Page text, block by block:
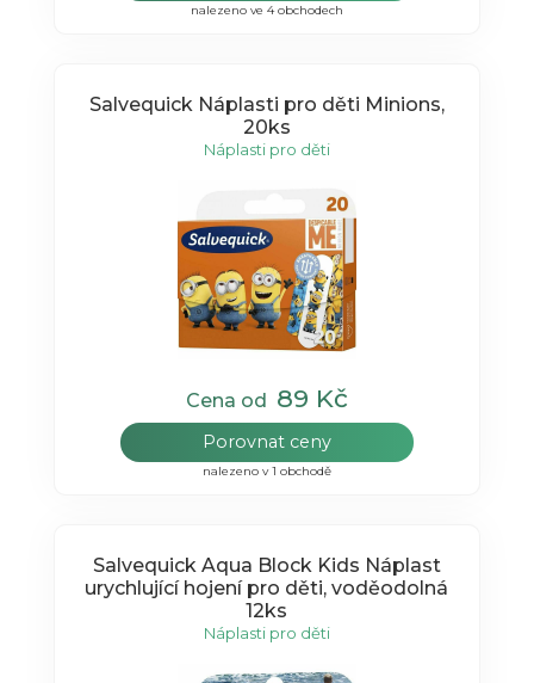
nalezeno ve 4 obchodech
Salvequick Náplasti pro děti Minions,
20ks
Náplasti pro děti
Cena od 89 Kč
Porovnat ceny
nalezeno v 1 obchodě
Salvequick Aqua Block Kids Náplast
urychlující hojení pro děti, voděodolná
12ks
Náplasti pro děti